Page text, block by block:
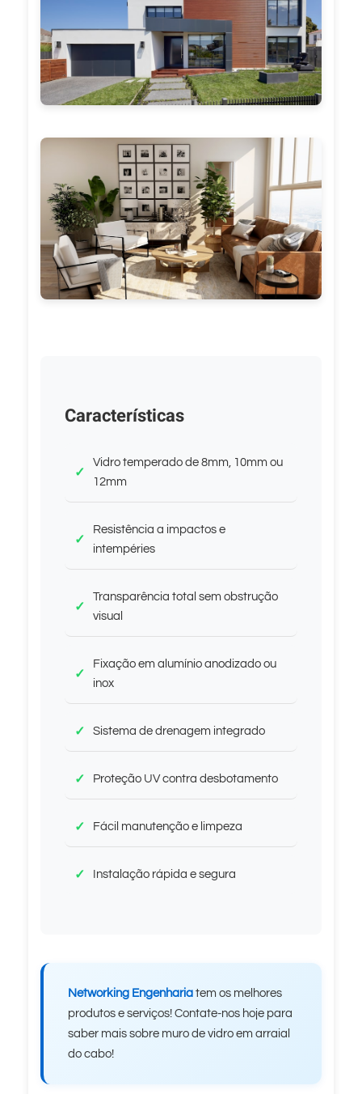
Características
Vidro temperado de 8mm, 10mm ou
12mm
Resistência a impactos e
intempéries
Transparência total sem obstrução
visual
Fixação em alumínio anodizado ou
inox
Sistema de drenagem integrado
Proteção UV contra desbotamento
Fácil manutenção e limpeza
Instalação rápida e segura
Networking Engenharia tem os melhores
produtos e serviços! Contate-nos hoje para
saber mais sobre muro de vidro em arraial
do cabo!